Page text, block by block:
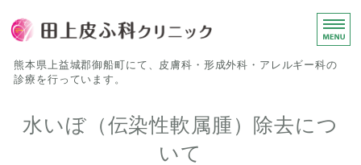
田上皮ふ
熊本県上益城郡御船町にて、皮膚科・形成外科・アレルギー科の
診療を行っています。
ホーム
水いぼ（伝染性軟属腫）除去につ
いて